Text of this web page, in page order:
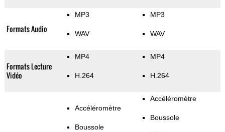
Formats Audio
MP3
WAV
MP3
WAV
Formats Lecture
Vidéo
MP4
H.264
MP4
H.264
Accéléromètre
Boussole
Accéléromètre
Boussole